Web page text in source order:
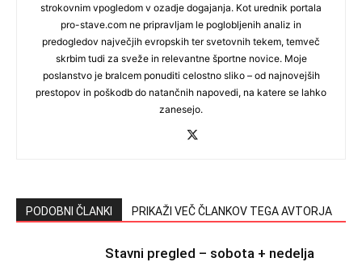
strokovnim vpogledom v ozadje dogajanja. Kot urednik portala
pro-stave.com ne pripravljam le poglobljenih analiz in
predogledov največjih evropskih ter svetovnih tekem, temveč
skrbim tudi za sveže in relevantne športne novice. Moje
poslanstvo je bralcem ponuditi celostno sliko – od najnovejših
prestopov in poškodb do natančnih napovedi, na katere se lahko
zanesejo.
PODOBNI ČLANKI PRIKAŽI VEČ ČLANKOV TEGA AVTORJA
Stavni pregled – sobota + nedelja